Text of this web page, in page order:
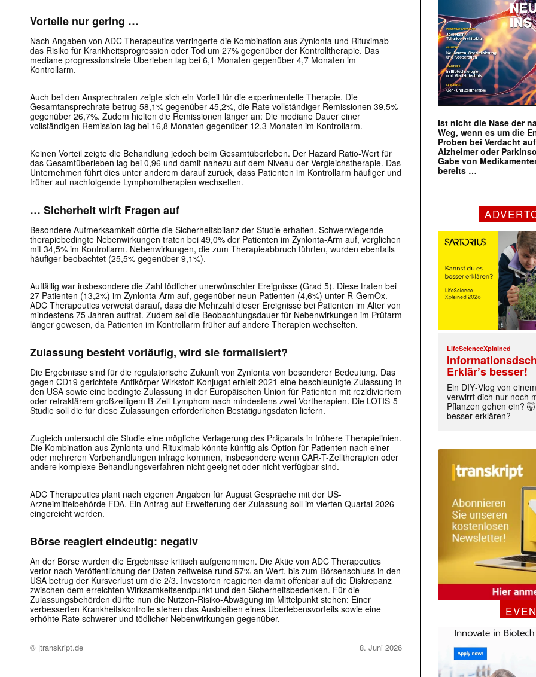
Vorteile nur gering …
Nach Angaben von ADC Therapeutics verringerte die Kombination aus Zynlonta und Rituximab
das Risiko für Krankheitsprogression oder Tod um 27% gegenüber der Kontrolltherapie. Das
mediane progressionsfreie Überleben lag bei 6,1 Monaten gegenüber 4,7 Monaten im
Kontrollarm.
Auch bei den Ansprechraten zeigte sich ein Vorteil für die experimentelle Therapie. Die
Gesamtansprechrate betrug 58,1% gegenüber 45,2%, die Rate vollständiger Remissionen 39,5%
gegenüber 26,7%. Zudem hielten die Remissionen länger an: Die mediane Dauer einer
vollständigen Remission lag bei 16,8 Monaten gegenüber 12,3 Monaten im Kontrollarm.
Keinen Vorteil zeigte die Behandlung jedoch beim Gesamtüberleben. Der Hazard Ratio-Wert für
das Gesamtüberleben lag bei 0,96 und damit nahezu auf dem Niveau der Vergleichstherapie. Das
Unternehmen führt dies unter anderem darauf zurück, dass Patienten im Kontrollarm häufiger und
früher auf nachfolgende Lymphomtherapien wechselten.
… Sicherheit wirft Fragen auf
Besondere Aufmerksamkeit dürfte die Sicherheitsbilanz der Studie erhalten. Schwerwiegende
therapiebedingte Nebenwirkungen traten bei 49,0% der Patienten im Zynlonta-Arm auf, verglichen
mit 34,5% im Kontrollarm. Nebenwirkungen, die zum Therapieabbruch führten, wurden ebenfalls
häufiger beobachtet (25,5% gegenüber 9,1%).
Auffällig war insbesondere die Zahl tödlicher unerwünschter Ereignisse (Grad 5). Diese traten bei
27 Patienten (13,2%) im Zynlonta-Arm auf, gegenüber neun Patienten (4,6%) unter R-GemOx.
ADC Therapeutics verweist darauf, dass die Mehrzahl dieser Ereignisse bei Patienten im Alter von
mindestens 75 Jahren auftrat. Zudem sei die Beobachtungsdauer für Nebenwirkungen im Prüfarm
länger gewesen, da Patienten im Kontrollarm früher auf andere Therapien wechselten.
Zulassung besteht vorläufig, wird sie formalisiert?
Die Ergebnisse sind für die regulatorische Zukunft von Zynlonta von besonderer Bedeutung. Das
gegen CD19 gerichtete Antikörper-Wirkstoff-Konjugat erhielt 2021 eine beschleunigte Zulassung in
den USA sowie eine bedingte Zulassung in der Europäischen Union für Patienten mit rezidiviertem
oder refraktärem großzelligem B-Zell-Lymphom nach mindestens zwei Vortherapien. Die LOTIS-5-
Studie soll die für diese Zulassungen erforderlichen Bestätigungsdaten liefern.
Zugleich untersucht die Studie eine mögliche Verlagerung des Präparats in frühere Therapielinien.
Die Kombination aus Zynlonta und Rituximab könnte künftig als Option für Patienten nach einer
oder mehreren Vorbehandlungen infrage kommen, insbesondere wenn CAR-T-Zelltherapien oder
andere komplexe Behandlungsverfahren nicht geeignet oder nicht verfügbar sind.
ADC Therapeutics plant nach eigenen Angaben für August Gespräche mit der US-
Arzneimittelbehörde FDA. Ein Antrag auf Erweiterung der Zulassung soll im vierten Quartal 2026
eingereicht werden.
Börse reagiert eindeutig: negativ
An der Börse wurden die Ergebnisse kritisch aufgenommen. Die Aktie von ADC Therapeutics
verlor nach Veröffentlichung der Daten zeitweise rund 57% an Wert, bis zum Börsenschluss in den
USA betrug der Kursverlust um die 2/3. Investoren reagierten damit offenbar auf die Diskrepanz
zwischen dem erreichten Wirksamkeitsendpunkt und den Sicherheitsbedenken. Für die
Zulassungsbehörden dürfte nun die Nutzen-Risiko-Abwägung im Mittelpunkt stehen: Einer
verbesserten Krankheitskontrolle stehen das Ausbleiben eines Überlebensvorteils sowie eine
erhöhte Rate schwerer und tödlicher Nebenwirkungen gegenüber.
© |transkript.de 8. Juni 2026
Ist nicht die Nase der
Weg, wenn es um die
Proben bei Verdacht
Alzheimer oder
Gabe von
bereits …
LifeScienceXplained
Erklär’s besser!
Ein DIY‑Vlog von
verwirrt dich nur noch
Pflanzen gehen ein?
besser erklären?